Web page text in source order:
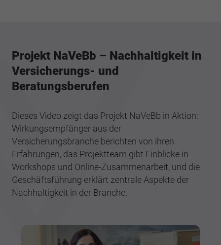
Projekt NaVeBb – Nachhaltigkeit in
Versicherungs- und
Beratungsberufen
Dieses Video zeigt das Projekt NaVeBb in Aktion:
Wirkungsempfänger aus der
Versicherungsbranche berichten von ihren
Erfahrungen, das Projektteam gibt Einblicke in
Workshops und Online-Zusammenarbeit, und die
Geschäftsführung erklärt zentrale Aspekte der
Nachhaltigkeit in der Branche.